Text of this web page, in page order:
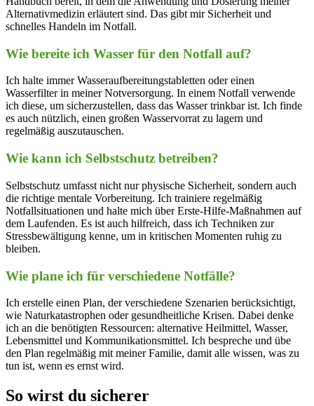
Alternativmedizin erläutert sind. Das gibt⁤ mir Sicherheit und
schnelles Handeln im Notfall.
Wie bereite ich Wasser für den Notfall auf?
Ich‍ halte immer Wasseraufbereitungstabletten oder einen⁢
Wasserfilter in meiner Notversorgung.‍ In einem Notfall verwende
ich diese, um sicherzustellen, dass‌ das Wasser trinkbar ist. Ich finde
es auch ​nützlich, einen großen Wasservorrat zu lagern und
regelmäßig auszutauschen.
Wie kann ich Selbstschutz betreiben?
Selbstschutz umfasst nicht nur physische‍ Sicherheit, sondern auch
die richtige mentale Vorbereitung. Ich trainiere regelmäßig
Notfallsituationen‌ und halte mich über Erste-Hilfe-Maßnahmen auf
⁣dem Laufenden. Es ist auch hilfreich, dass ich Techniken zur
Stressbewältigung kenne, um in kritischen Momenten ruhig zu
bleiben.
Wie plane ⁤ich für verschiedene‍ Notfälle?
Ich erstelle ⁤einen Plan, der⁤ verschiedene Szenarien berücksichtigt,
wie Naturkatastrophen ‍oder gesundheitliche Krisen. Dabei denke
ich an die benötigten‌ Ressourcen: alternative Heilmittel, Wasser,
Lebensmittel und Kommunikationsmittel. Ich bespreche und übe
den ⁤Plan regelmäßig mit ‍meiner Familie, damit alle wissen, was zu
tun ist, wenn‍ es ernst wird.
So wirst du sicherer